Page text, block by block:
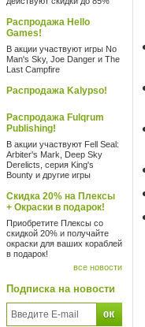
Распродажа Hello
Games!
В акции участвуют игры No
Man's Sky, Joe Danger и The
Last Campfire
Распродажа Kalypso!
Распродажа Fulqrum
Publishing!
В акции участвуют Fell Seal:
Arbiter's Mark, Deep Sky
Derelicts, серия King's
Bounty и другие игры
Скидка 20% на Плексы
+ Окраски в подарок!
Приобретите Плексы со
скидкой 20% и получайте
окраски для ваших кораблей
в подарок!
все новости
Подписка на новости